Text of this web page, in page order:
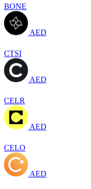
BONE
AED
CTSI
AED
CELR
AED
CELO
AED